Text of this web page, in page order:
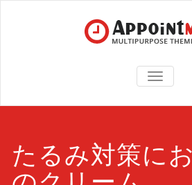
TOGGLE
たるみ対策に